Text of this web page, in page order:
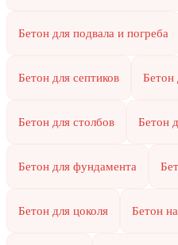
Бетон для подвала и погреба
Бетон для септиков Бетон
Бетон для столбов Бетон
Бетон для фундамента
Бетон для цоколя Бетон